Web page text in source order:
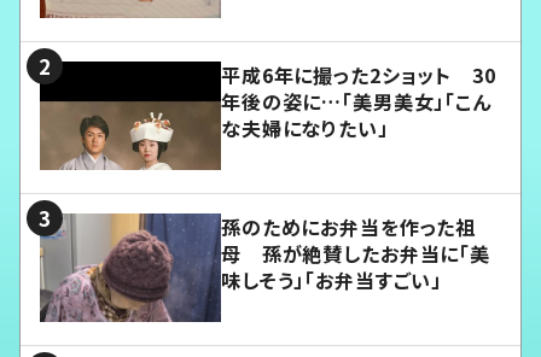
平成6年に撮った2ショット 30
年後の姿に…「美男美女」「こん
な夫婦になりたい」
孫のためにお弁当を作った祖
母 孫が絶賛したお弁当に「美
味しそう」「お弁当すごい」